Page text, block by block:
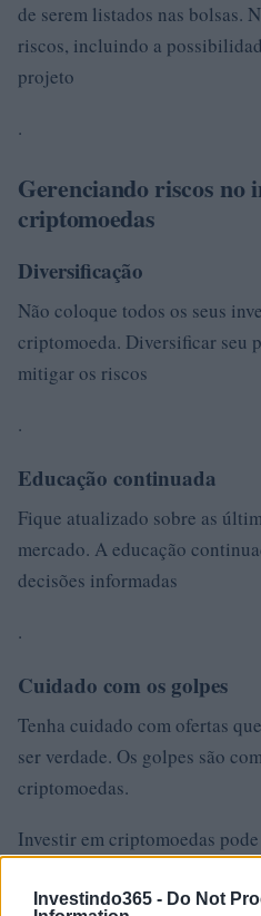
Investindo365 - Do Not
de serem listados nas bolsas.
riscos, incluindo a
projeto
.
Gerenciando riscos no
criptomoedas
Diversificação
Não coloque todos os seus
criptomoeda. Diversificar seu
mitigar os riscos
.
Educação continuada
Fique atualizado sobre as
mercado. A educação
decisões informadas
.
Cuidado com os golpes
Tenha cuidado com ofertas
ser verdade. Os golpes são
criptomoedas.
Investir em criptomoedas
não deve ser subestimado.